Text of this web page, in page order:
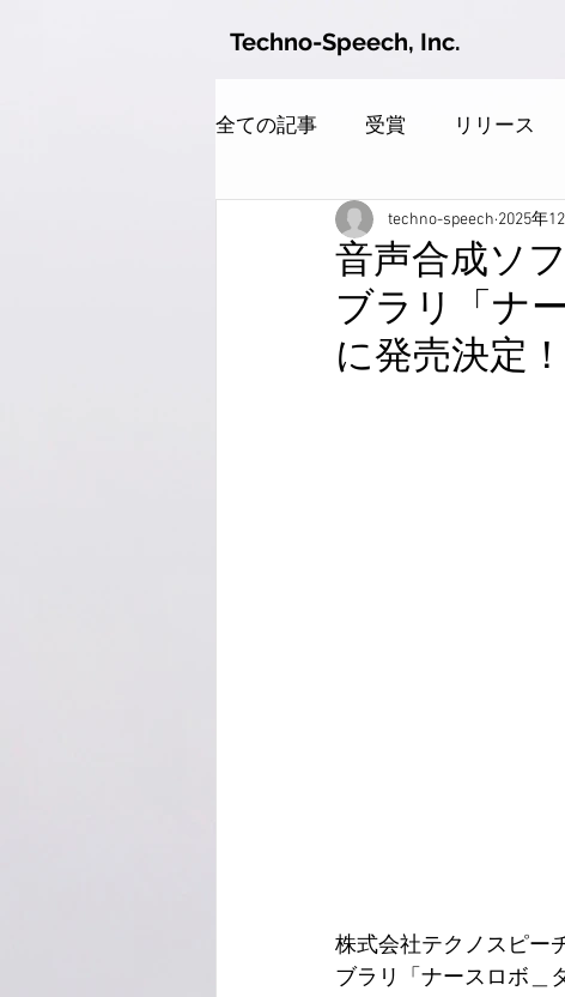
Techno-Speech, Inc.
全ての記事 受賞 リリース
音声合成ソ
ブラリ「ナ
に発売決定！
techno-speech 2025年
株式会社テクノスピー
ブラリ「ナースロボ＿